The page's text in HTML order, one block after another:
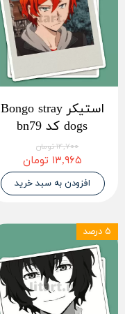
استیکر Bongo stray
dogs کد bn79
۱۴,۷۰۰ تومان
۱۳,۹۶۵ تومان
افزودن به سبد خرید
۵ درصد